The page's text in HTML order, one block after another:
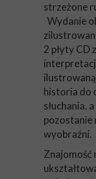
strzeżone
Wydanie
2 płyty CD
historia do
słuchania,
pozostanie
wyobraźni.
Znajomość